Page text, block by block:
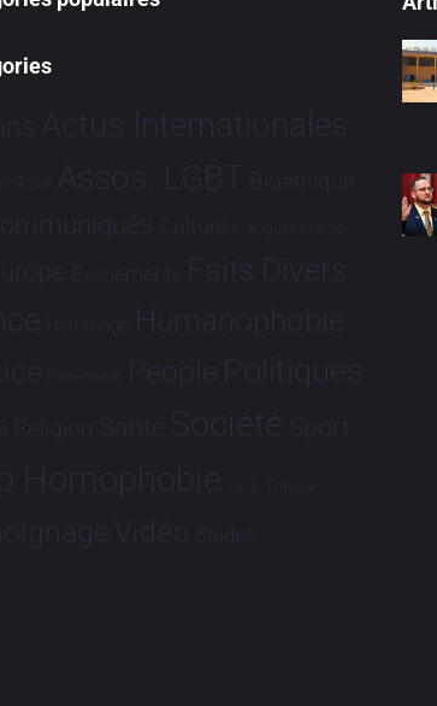
Actus Internationales
Asie Assos. LGBT Bioéthique
Culture Dialogues France-
Evénements Faits Divers
Hommage Humanophobie
Partenariat People Politiques
Religion Santé Société Sport
Homophobie Tech Tribune
Vidéo Études